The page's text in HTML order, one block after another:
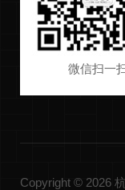
微信扫一
Copyright © 2026